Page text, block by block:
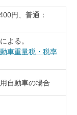
円、普通：
よる。
車重量税・税率
自動車の場合